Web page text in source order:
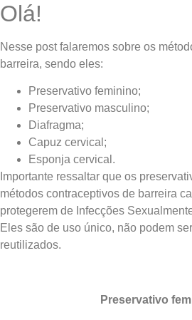
Olá!
Nesse post falaremos sobre os
barreira, sendo eles:
Preservativo feminino;
Preservativo masculino;
Diafragma;
Capuz cervical;
Esponja cervical.
Importante ressaltar que os
métodos contraceptivos de barreira
protegerem de Infecções
Eles são de uso único, não podem
reutilizados.
Preservativo